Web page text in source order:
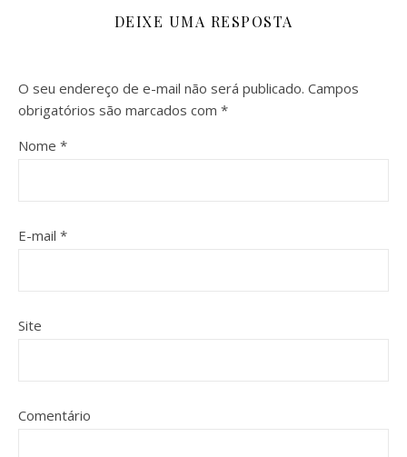
DEIXE UMA RESPOSTA
O seu endereço de e-mail não será publicado. Campos
obrigatórios são marcados com *
Nome *
E-mail *
Site
Comentário